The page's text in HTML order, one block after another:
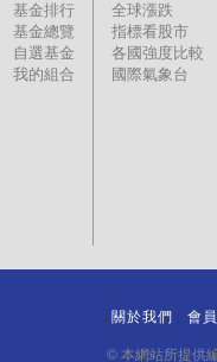
基金排行
基金總覽
自選基金
我的組合
全球漲跌
指標看股市
各國強度比較
國際氣象台
關於我們 會
© 本網站所提供